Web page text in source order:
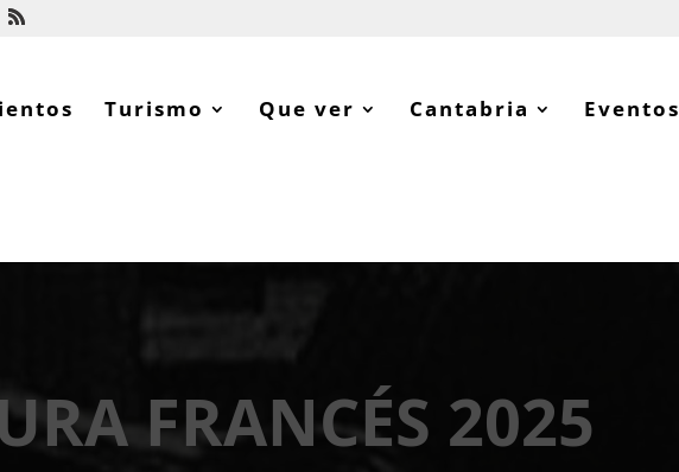
Turismo Que ver Cantabria Eventos
FRANCÉS 2025